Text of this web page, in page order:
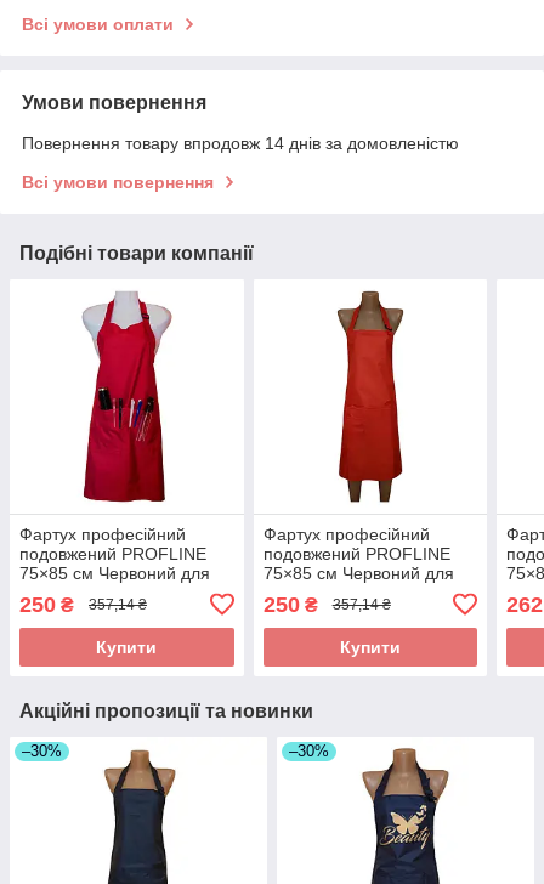
Всі умови оплати
Умови повернення
Повернення товару впродовж 14 днів за домовленістю
Всі умови повернення
Подібні товари компанії
Фартух професійний
подовжений PROFLINE
75×85 см Червоний для
перукаря/б'юті-майстра,
водостійкий. Арт R7585
250 ₴ 357,14 ₴
Купити
Фартух професійний
подовжений PROFLINE
75×85 см Червоний для
перукаря/б'юті-майстра,
водостійкий. Арт BС7585
250₴ 357,14 ₴
Купити
Акційні пропозиції та новинки
–30% –30%